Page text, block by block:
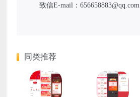
致信E-mail：656658883@qq.com
同类推荐